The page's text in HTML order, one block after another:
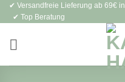
Zum
Inhalt
springen
✔ Versandfreie Lieferung ab 69€
✔ Top Beratung